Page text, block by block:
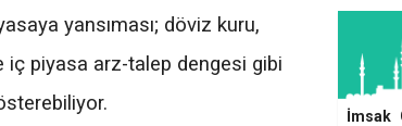
yansıması; döviz kuru,
iç piyasa arz-talep dengesi gibi
İmsak